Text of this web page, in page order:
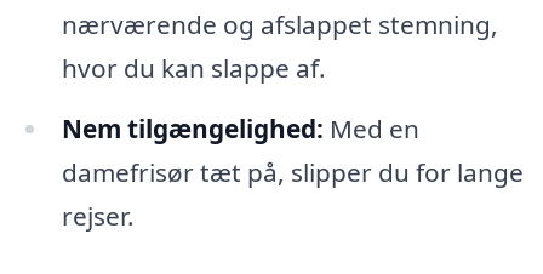
nærværende og afslappet stemning,
hvor du kan slappe af.
Nem tilgængelighed: Med en
damefrisør tæt på, slipper du for lange
rejser.